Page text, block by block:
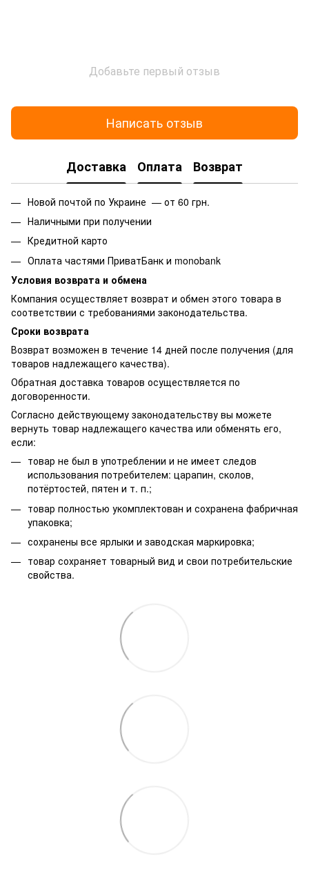
Добавьте первый отзыв
Написать отзыв
Доставка Оплата Возврат
Новой почтой по Украине — от 60 грн.
Наличными при получении
Кредитной карто
Оплата частями ПриватБанк и monobank
Условия возврата и обмена
Компания осуществляет возврат и обмен этого товара в
соответствии с требованиями законодательства.
Сроки возврата
Возврат возможен в течение 14 дней после получения (для
товаров надлежащего качества).
Обратная доставка товаров осуществляется по
договоренности.
Согласно действующему законодательству вы можете
вернуть товар надлежащего качества или обменять его,
если:
товар не был в употреблении и не имеет следов
использования потребителем: царапин, сколов,
потёртостей, пятен и т. п.;
товар полностью укомплектован и сохранена фабричная
упаковка;
сохранены все ярлыки и заводская маркировка;
товар сохраняет товарный вид и свои потребительские
свойства.